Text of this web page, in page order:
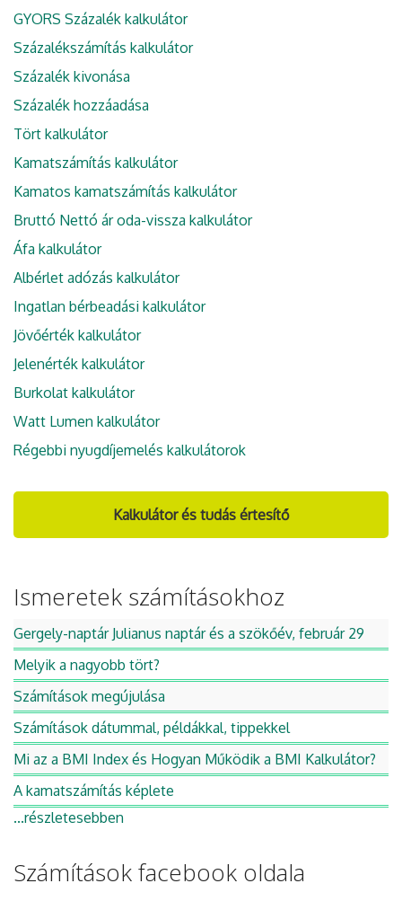
GYORS Százalék kalkulátor
Százalékszámítás kalkulátor
Százalék kivonása
Százalék hozzáadása
Tört kalkulátor
Kamatszámítás kalkulátor
Kamatos kamatszámítás kalkulátor
Bruttó Nettó ár oda-vissza kalkulátor
Áfa kalkulátor
Albérlet adózás kalkulátor
Ingatlan bérbeadási kalkulátor
Jövőérték kalkulátor
Jelenérték kalkulátor
Burkolat kalkulátor
Watt Lumen kalkulátor
Régebbi nyugdíjemelés kalkulátorok
Kalkulátor és tudás értesítő
Ismeretek számításokhoz
Gergely-naptár Julianus naptár és a szökőév, február 29
Melyik a nagyobb tört?
Számítások megújulása
Számítások dátummal, példákkal, tippekkel
Mi az a BMI Index és Hogyan Működik a BMI Kalkulátor?
A kamatszámítás képlete
...részletesebben
Számítások facebook oldala